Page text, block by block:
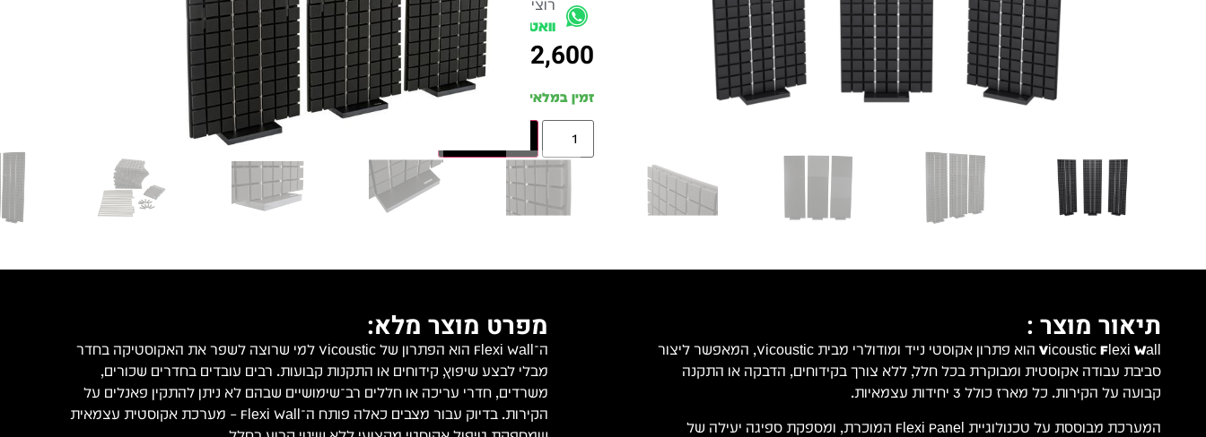
רוצים להתייעץ עם מומחה לפני הרכישה?שלח לנו
וואטסאפ
2,600
זמין במלאי
תיאור מוצר :
Vicoustic Flexi Wall
הוא פתרון אקוסטי נייד ומודולרי מבית Vicoustic, המאפשר ליצור
סביבת עבודה אקוסטית ומבוקרת בכל חלל, ללא צורך בקידוחים, הדבקה או התקנה
קבועה על הקירות. כל מארז כולל 3 יחידות עצמאיות.
המערכת מבוססת על טכנולוגיית Flexi Panel המוכרת, ומספקת ספיגה יעילה של
מפרט מוצר מלא:
ה־Flexi Wall הוא הפתרון של Vicoustic למי שרוצה לשפר את האקוסטיקה בחדר
מבלי לבצע שיפוץ, קידוחים או התקנות קבועות. רבים עובדים בחדרים שכורים,
משרדים, חדרי עריכה או חללים רב־שימושיים שבהם לא ניתן להתקין פאנלים על
הקירות. בדיוק עבור מצבים כאלה פותח ה־Flexi Wall – מערכת אקוסטית עצמאית